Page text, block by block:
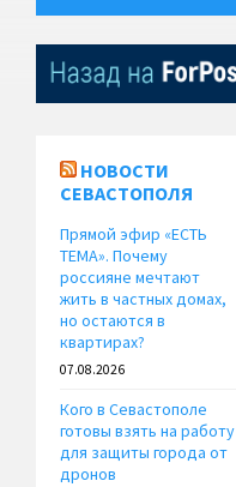
НОВОСТИ
СЕВАСТОПОЛЯ
Прямой эфир «ЕСТЬ
ТЕМА». Почему
россияне мечтают
жить в частных домах,
но остаются в
квартирах?
07.08.2026
Кого в Севастополе
готовы взять на работу
для защиты города от
дронов